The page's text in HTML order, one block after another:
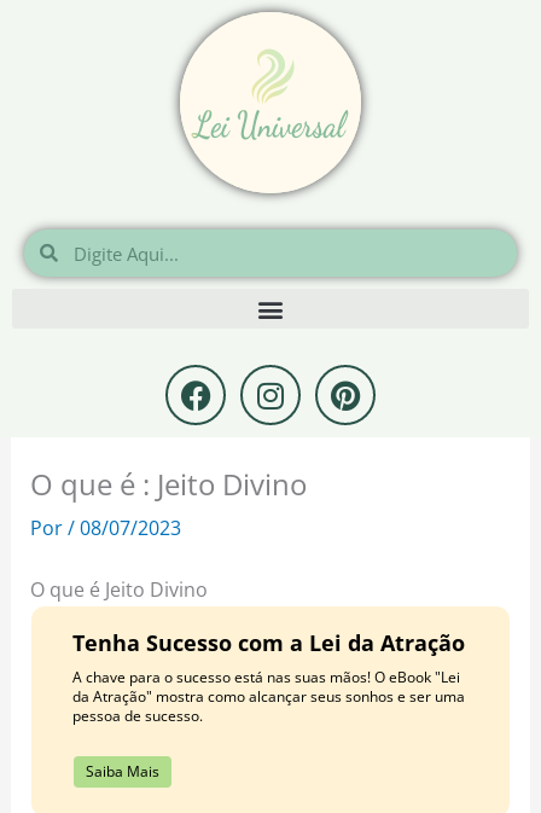
Pesquisar
Pesquisar
F
a
c
e
b
k
I
n
s
t
a
m
P
i
n
t
O que é : Jeito Divino
Por/08/07/2023
O que é Jeito Divino
Tenha Sucesso com a Lei da Atração
A chave para o sucesso está nas suas mãos! O eBook "Lei
da Atração" mostra como alcançar seus sonhos e ser uma
pessoa de sucesso.
Saiba Mais